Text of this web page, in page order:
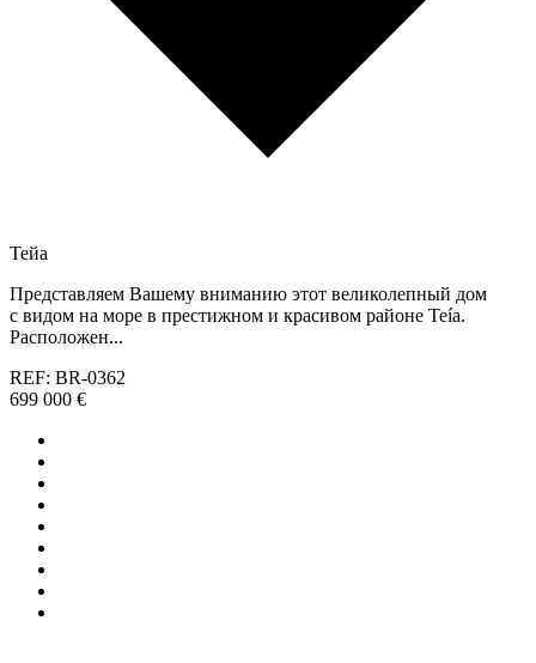
Тейа
Представляем Вашему вниманию этот великолепный дом
с видом на море в престижном и красивом районе Teía.
Расположен...
REF: BR-0362
699 000 €